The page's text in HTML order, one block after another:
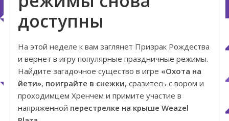
доступны
На этой неделе к вам заглянет Призрак Рождества
и вернет в игру популярные праздничные режимы.
Найдите загадочное существо в игре «Охота на
йети», поиграйте в снежки, сразитесь с вором и
проходимцем Хренчем и примите участие в
напряженной перестрелке на крыше Weazel